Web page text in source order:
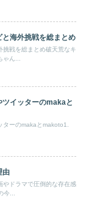
海外挑戦を総まとめ
挑戦を総まとめ破天荒なキ
ゃん...
ツイッターのmakaと
ーのmakaとmakoto1.
由
やドラマで圧倒的な存在感
今...